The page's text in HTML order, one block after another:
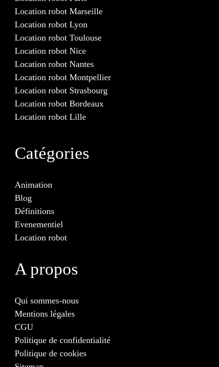
Location robot Marseille
Location robot Lyon
Location robot Toulouse
Location robot Nice
Location robot Nantes
Location robot Montpellier
Location robot Strasbourg
Location robot Bordeaux
Location robot Lille
Catégories
Animation
Blog
Définitions
Evenementiel
Location robot
A propos
Qui sommes-nous
Mentions légales
CGU
Politique de confidentialité
Politique de cookies